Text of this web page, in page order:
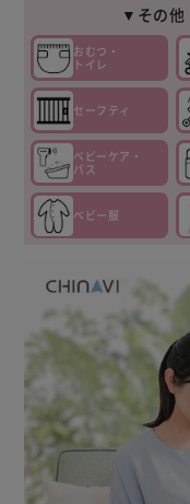
▼その他
おむつ・
トイレ
セーフティ
ベビーケア・
バス
ベビー服